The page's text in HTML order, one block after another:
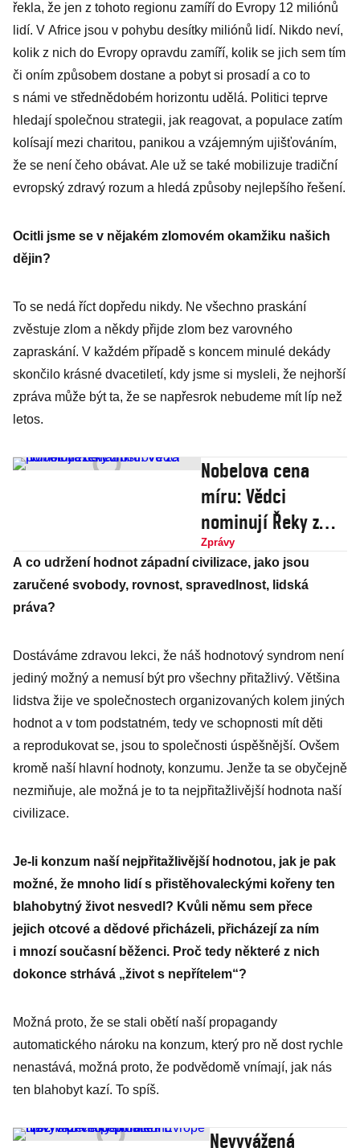
řekla, že jen z tohoto re­gionu zamíří do Evropy 12 miliónů
lidí. V Africe jsou v pohybu desítky miliónů lidí. Nikdo neví,
kolik z nich do Evropy opravdu zamíří, kolik se jich sem tím
či oním způsobem dostane a pobyt si prosadí a co to
s námi ve střednědobém horizontu udělá. Politici teprve
hledají společnou strategii, jak reagovat, a populace zatím
kolísají mezi charitou, panikou a vzájemným ujišťováním,
že se není čeho obávat. Ale už se také mobilizuje tradiční
evropský zdravý rozum a hledá způsoby nejlepšího řešení.
Ocitli jsme se v nějakém zlomovém okamžiku našich
dějin?
To se nedá říct dopředu nikdy. Ne všechno praskání
zvěstuje zlom a někdy přijde zlom bez varovného
zapraskání. V každém případě s koncem minulé dekády
skončilo krásné dvacetiletí, kdy jsme si mysleli, že nejhorší
zpráva může být ta, že se napřesrok nebudeme mít líp než
letos.
Nobelova cena
míru: Vědci
nominují Řeky z
ostrovů za pomoc
běžencům
Zprávy
A co udržení hodnot západní civilizace, jako jsou
zaručené svobody, rovnost, spravedlnost, lidská
práva?
Dostáváme zdravou lekci, že náš hodnotový syndrom není
jediný možný a nemusí být pro všechny přitažlivý. Většina
lidstva žije ve společnostech organizovaných kolem jiných
hodnot a v tom podstatném, tedy ve schopnosti mít děti
a reprodukovat se, jsou to společnosti úspěšnější. Ovšem
kromě naší hlavní hodnoty, konzumu. Jenže ta se obyčejně
nezmiňuje, ale možná je to ta nejpřitažlivější hodnota naší
civilizace.
Je-li konzum naší nejpřitažlivější hodnotou, jak je pak
možné, že mnoho lidí s přistěhovaleckými kořeny ten
blahobytný život nesvedl? Kvůli němu sem přece
jejich otcové a dědové přicházeli, přicházejí za ním
i mnozí současní běženci. Proč tedy některé z nich
dokonce strhává „život s nepřítelem“?
Možná proto, že se stali obětí naší propagandy
automatického nároku na konzum, který pro ně dost rychle
nenastává, možná proto, že podvědomě vnímají, jak nás
ten blahobyt kazí. To spíš.
Nevyvážená